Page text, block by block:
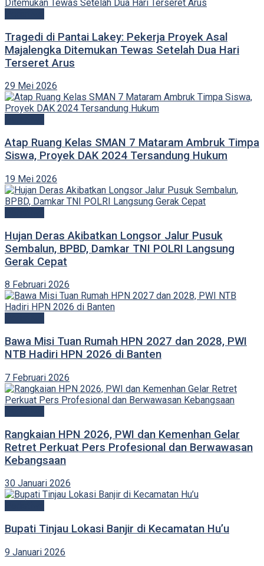
Tragedi di Pantai Lakey: Pekerja Proyek Asal
Majalengka Ditemukan Tewas Setelah Dua Hari
Terseret Arus
29 Mei 2026
Atap Ruang Kelas SMAN 7 Mataram Ambruk Timpa
Siswa, Proyek DAK 2024 Tersandung Hukum
19 Mei 2026
Hujan Deras Akibatkan Longsor Jalur Pusuk
Sembalun, BPBD, Damkar TNI POLRI Langsung
Gerak Cepat
8 Februari 2026
Bawa Misi Tuan Rumah HPN 2027 dan 2028, PWI
NTB Hadiri HPN 2026 di Banten
7 Februari 2026
Rangkaian HPN 2026, PWI dan Kemenhan Gelar
Retret Perkuat Pers Profesional dan Berwawasan
Kebangsaan
30 Januari 2026
Bupati Tinjau Lokasi Banjir di Kecamatan Hu’u
9 Januari 2026